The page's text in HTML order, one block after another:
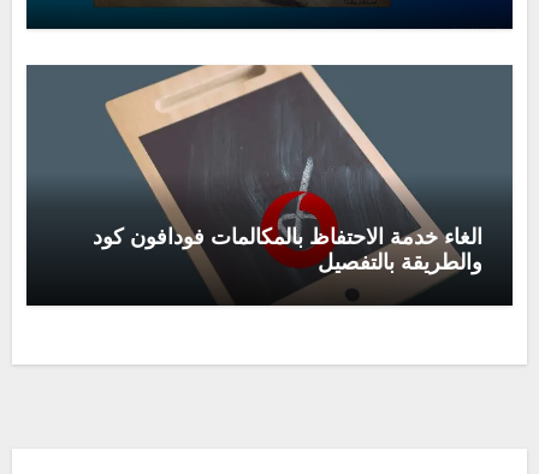
الغاء خدمة الاحتفاظ بالمكالمات فودافون كود
والطريقة بالتفصيل